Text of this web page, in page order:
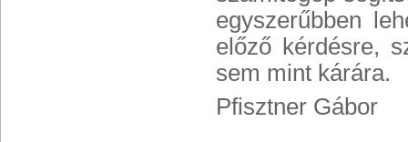
egyszerűbben
előző kérdésre,
sem mint kárára.
Pfisztner Gábor